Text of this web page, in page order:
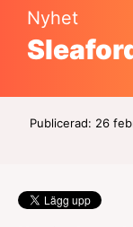
Nyhet
Publicerad: 26